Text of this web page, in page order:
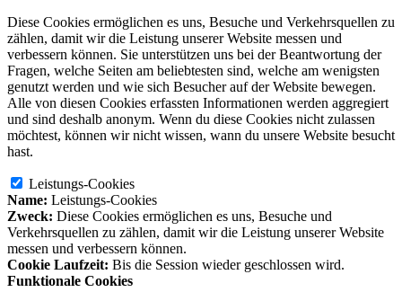
Diese Cookies ermöglichen es uns, Besuche und Verkehrsquellen zu
zählen, damit wir die Leistung unserer Website messen und
verbessern können. Sie unterstützen uns bei der Beantwortung der
Fragen, welche Seiten am beliebtesten sind, welche am wenigsten
genutzt werden und wie sich Besucher auf der Website bewegen.
Alle von diesen Cookies erfassten Informationen werden aggregiert
und sind deshalb anonym. Wenn du diese Cookies nicht zulassen
möchtest, können wir nicht wissen, wann du unsere Website besucht
hast.
Leistungs-Cookies
Name: Leistungs-Cookies
Zweck: Diese Cookies ermöglichen es uns, Besuche und
Verkehrsquellen zu zählen, damit wir die Leistung unserer Website
messen und verbessern können.
Cookie Laufzeit: Bis die Session wieder geschlossen wird.
Funktionale Cookies